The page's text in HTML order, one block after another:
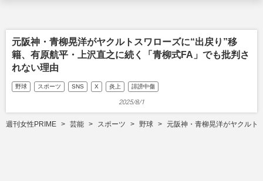
元阪神・青柳晃洋がヤクルトスワローズに“出戻り”移
籍、有原航平・上沢直之に続く「青柳式FA」でも批判さ
れない理由
野球 スポーツ SNS X 炎上 誹謗中傷
2025/8/1
週刊女性PRIME 芸能 スポーツ 野球 元阪神・青柳晃洋がヤクルト